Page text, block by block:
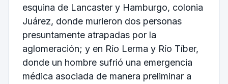
esquina de Lancaster y Hamburgo, colonia
Juárez, donde murieron dos personas
presuntamente atrapadas por la
aglomeración; y en Río Lerma y Río Tíber,
donde un hombre sufrió una emergencia
médica asociada de manera preliminar a